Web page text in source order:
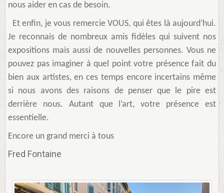
nous aider en cas de besoin.
Et enfin, je vous remercie VOUS, qui êtes là aujourd’hui.
Je reconnais de nombreux amis fidèles qui suivent nos
expositions mais aussi de nouvelles personnes. Vous ne
pouvez pas imaginer à quel point votre présence fait du
bien aux artistes, en ces temps encore incertains même
si nous avons des raisons de penser que le pire est
derrière nous. Autant que l’art, votre présence est
essentielle.
Encore un grand merci à tous
Fred Fontaine